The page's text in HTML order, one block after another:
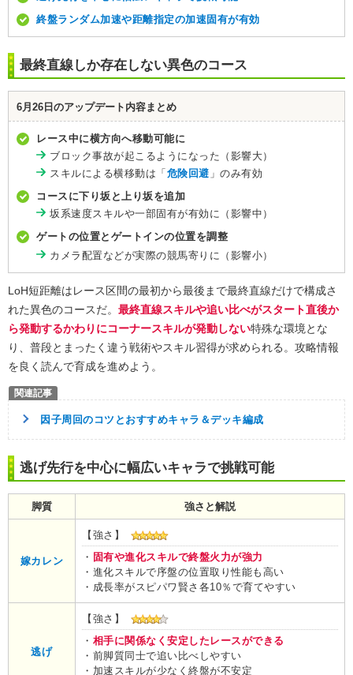
終盤ランダム加速や距離指定の加速固有が有効
最終直線しか存在しない異色のコース
6月26日のアップデート内容まとめ
レース中に横方向へ移動可能に
ブロック事故が起こるようになった（影響大）
スキルによる横移動は「 危険回避 」のみ有効
コースに下り坂と上り坂を追加
坂系速度スキルや一部固有が有効に（影響中）
ゲートの位置とゲートインの位置を調整
カメラ配置などが実際の競馬寄りに（影響小）
LoH短距離はレース区間の最初から最後まで最終直線だけで構成さ
れた異色のコースだ。 最終直線スキルや追い比べがスタート直後か
ら発動するかわりにコーナースキルが発動しない特殊な環境とな
り、普段とまったく違う戦術やスキル習得が求められる。攻略情報
を良く読んで育成を進めよう。
因子周回のコツとおすすめキャラ＆デッキ編成
逃げ先行を中心に幅広いキャラで挑戦可能
脚質 強さと解説
嫁カレン
【強さ】
・ 固有や進化スキルで終盤火力が強力
・進化スキルで序盤の位置取り性能も高い
・成長率がスピパワ賢さ各10％で育てやすい
逃げ
【強さ】
・ 相手に関係なく安定したレースができる
・前脚質同士で追い比べしやすい
・加速スキルが少なく終盤が不安定